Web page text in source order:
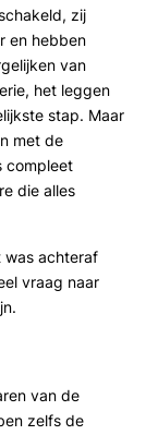
zij
en hebben
van
het leggen
stap. Maar
met de
compleet
die alles
was achteraf
vraag naar
van de
zelfs de